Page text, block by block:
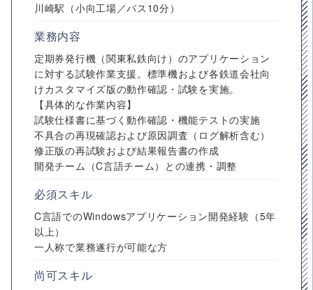
川崎駅（小向工場／バス10分）
業務内容
定期券発行機（関東私鉄向け）のアプリケーション
に対する試験作業支援。標準機および各鉄道会社向
けカスタマイズ版の動作確認・試験を実施。
【具体的な作業内容】
試験仕様書に基づく動作確認・機能テストの実施
不具合の再現確認および原因調査（ログ解析含む）
修正版の再試験および結果報告書の作成
開発チーム（C言語チーム）との連携・調整
必須スキル
C言語でのWindowsアプリケーション開発経験（5年
以上）
一人称で業務遂行が可能な方
尚可スキル